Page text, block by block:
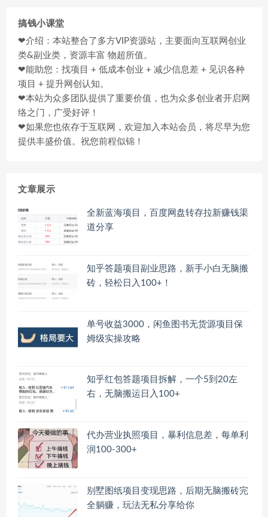
搞钱小课堂
❤介绍：本站整合了多方VIP资源站，主要面向互联网创业
类&副业类，资源丰富 物超所值。
❤能助您：找项目 + 低成本创业 + 减少信息差 + 见识各种
项目 + 提升网创认知。
❤本站为众多团队提供了重要价值，也为众多创业者开启网
络之门，广受好评！
❤如果您也依存于互联网，欢迎加入本站会员，将尽早为您
提供丰盛价值。祝您前程似锦！
文章展示
全新蓝海项目，百度网盘转存拉新赚钱渠
道分享
知乎答题项目副业思路，新手小白无脑搬
砖，轻松日入100+！
单号收益3000，闲鱼图书无货源项目保
姆级实操攻略
知乎红包答题项目拆解，一个5到20左
右，无脑搬运日入100+
代办营业执照项目，暴利信息差，每单利
润100-300+
别墅图纸项目变现思路，后期无脑搬砖完
全躺赚，玩法无私分享给你